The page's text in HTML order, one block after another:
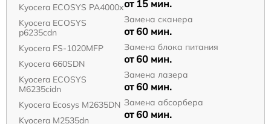
Kyocera ECOSYS PA4000x
Kyocera ECOSYS
p6235cdn
Kyocera FS-1020MFP
Kyocera 660SDN
Kyocera ECOSYS
M6235cidn
Kyocera Ecosys M2635DN
Kyocera M2535dn
от 15 мин.
Замена сканера
от 60 мин.
Замена блока питания
от 60 мин.
Замена лазера
от 60 мин.
Замена абсорбера
от 60 мин.